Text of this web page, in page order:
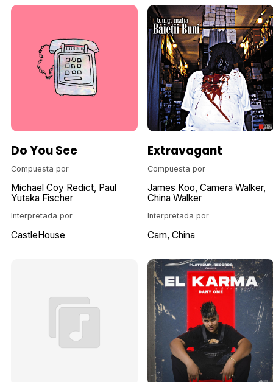
Do You See
Compuesta por
Michael Coy Redict Paul
Yutaka Fischer
Interpretada por
CastleHouse
Extravagant
Compuesta por
James Koo Camera Walker
China Walker
Interpretada por
Cam China